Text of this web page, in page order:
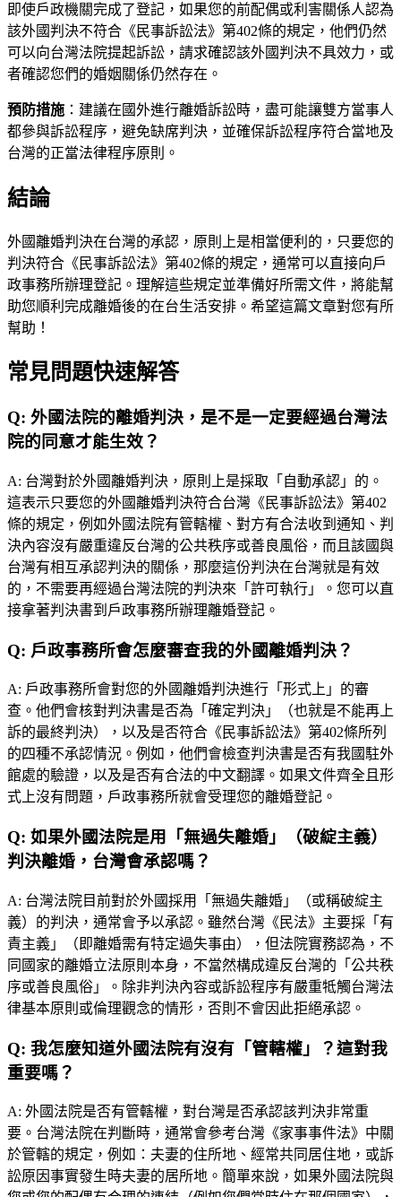
即使戶政機關完成了登記，如果您的前配偶或利害關係人認為
該外國判決不符合《民事訴訟法》第402條的規定，他們仍然
可以向台灣法院提起訴訟，請求確認該外國判決不具效力，或
者確認您們的婚姻關係仍然存在。
預防措施 ：建議在國外進行離婚訴訟時，盡可能讓雙方當事人
都參與訴訟程序，避免缺席判決，並確保訴訟程序符合當地及
台灣的正當法律程序原則。
結論
外國離婚判決在台灣的承認，原則上是相當便利的，只要您的
判決符合《民事訴訟法》第402條的規定，通常可以直接向戶
政事務所辦理登記。理解這些規定並準備好所需文件，將能幫
助您順利完成離婚後的在台生活安排。希望這篇文章對您有所
幫助！
常見問題快速解答
Q: 外國法院的離婚判決，是不是一定要經過台灣法
院的同意才能生效？
A: 台灣對於外國離婚判決，原則上是採取「自動承認」的。
這表示只要您的外國離婚判決符合台灣《民事訴訟法》第402
條的規定，例如外國法院有管轄權、對方有合法收到通知、判
決內容沒有嚴重違反台灣的公共秩序或善良風俗，而且該國與
台灣有相互承認判決的關係，那麼這份判決在台灣就是有效
的，不需要再經過台灣法院的判決來「許可執行」。您可以直
接拿著判決書到戶政事務所辦理離婚登記。
Q: 戶政事務所會怎麼審查我的外國離婚判決？
A: 戶政事務所會對您的外國離婚判決進行「形式上」的審
查。他們會核對判決書是否為「確定判決」（也就是不能再上
訴的最終判決），以及是否符合《民事訴訟法》第402條所列
的四種不承認情況。例如，他們會檢查判決書是否有我國駐外
館處的驗證，以及是否有合法的中文翻譯。如果文件齊全且形
式上沒有問題，戶政事務所就會受理您的離婚登記。
Q: 如果外國法院是用「無過失離婚」（破綻主義）
判決離婚，台灣會承認嗎？
A: 台灣法院目前對於外國採用「無過失離婚」（或稱破綻主
義）的判決，通常會予以承認。雖然台灣《民法》主要採「有
責主義」（即離婚需有特定過失事由），但法院實務認為，不
同國家的離婚立法原則本身，不當然構成違反台灣的「公共秩
序或善良風俗」。除非判決內容或訴訟程序有嚴重牴觸台灣法
律基本原則或倫理觀念的情形，否則不會因此拒絕承認。
Q: 我怎麼知道外國法院有沒有「管轄權」？這對我
重要嗎？
A: 外國法院是否有管轄權，對台灣是否承認該判決非常重
要。台灣法院在判斷時，通常會參考台灣《家事事件法》中關
於管轄的規定，例如：夫妻的住所地、經常共同居住地，或訴
訟原因事實發生時夫妻的居所地。簡單來說，如果外國法院與